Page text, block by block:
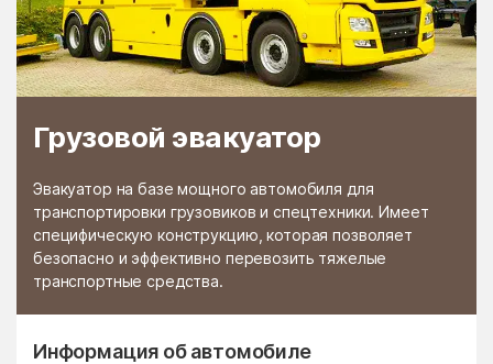
Грузовой эвакуатор
Эвакуатор на базе мощного автомобиля для
транспортировки грузовиков и спецтехники. Имеет
специфическую конструкцию, которая позволяет
безопасно и эффективно перевозить тяжелые
транспортные средства.
Информация об автомобиле